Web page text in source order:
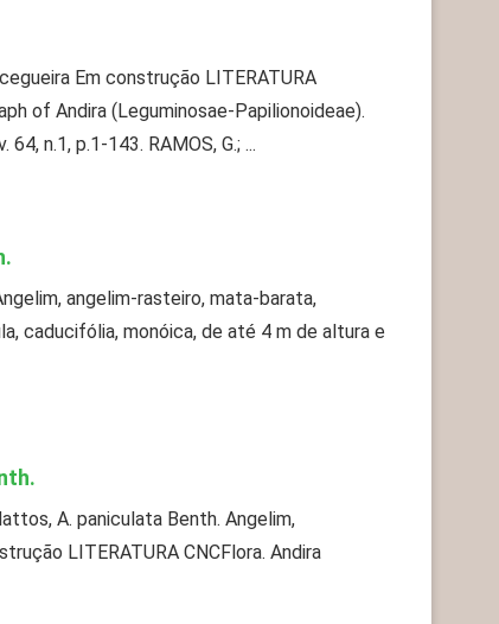
Em construção LITERATURA
of Andira (Leguminosae-Papilionoideae).
n.1, p.1-143. RAMOS, G.; ...
angelim-rasteiro, mata-barata,
caducifólia, monóica, de até 4 m de altura e
A. paniculata Benth. Angelim,
LITERATURA CNCFlora. Andira